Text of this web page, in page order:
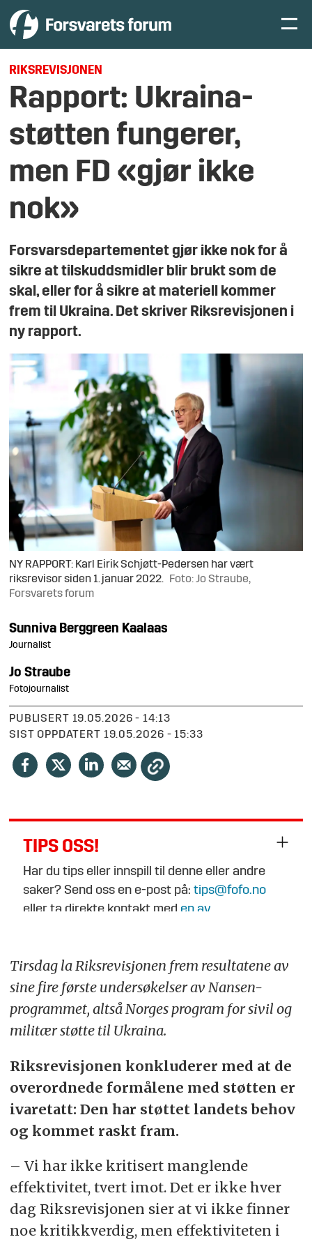
RIKSREVISJONEN
Rapport: Ukraina-
støtten fungerer,
men FD «gjør ikke
nok»
Forsvarsdepartementet gjør ikke nok for å
sikre at tilskuddsmidler blir brukt som de
skal, eller for å sikre at materiell kommer
frem til Ukraina. Det skriver Riksrevisjonen i
ny rapport.
NY RAPPORT: Karl Eirik Schjøtt-Pedersen har vært
riksrevisor siden 1. januar 2022.
Foto: Jo Straube,
Forsvarets forum
Sunniva Berggreen Kaalaas
Journalist
Jo Straube
Fotojournalist
PUBLISERT
19.05.2026 - 14:13
SIST OPPDATERT
19.05.2026 - 15:33
TIPS OSS!
Har du tips eller innspill til denne eller andre
saker? Send oss en e-post på:tips@fofo.no
eller ta direkte kontakt med en av
Tirsdag la Riksrevisjonen frem resultatene av
sine fire første undersøkelser av Nansen-
programmet, altså Norges program for sivil og
militær støtte til Ukraina.
Riksrevisjonen konkluderer med at de
overordnede formålene med støtten er
ivaretatt: Den har støttet landets behov
og kommet raskt fram.
– Vi har ikke kritisert manglende
effektivitet, tvert imot. Det er ikke hver
dag Riksrevisjonen sier at vi ikke finner
noe kritikkverdig, men effektiviteten i